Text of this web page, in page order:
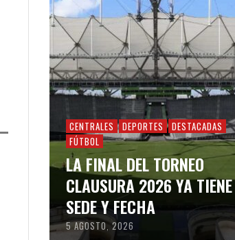
CENTRALES DEPORTES
DESTACADAS
FÚTBOL
LA FINAL DEL TORNEO
CLAUSURA 2026 YA TIENE
SEDE Y FECHA
5 AGOSTO, 2026